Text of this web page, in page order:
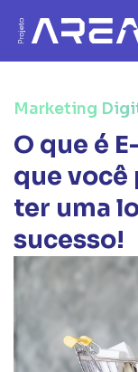
Marketing
O que é
que você
ter uma
sucesso!